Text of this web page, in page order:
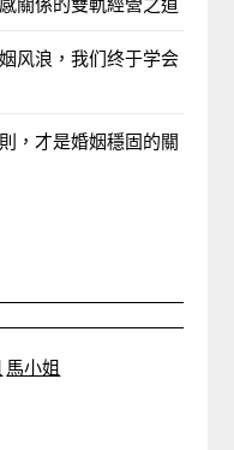
风浪，我们终于学会
，才是婚姻穩固的關
馬小姐